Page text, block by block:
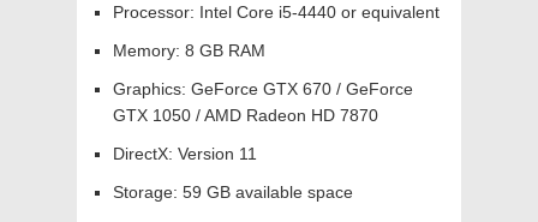
Processor: Intel Core i5-4440 or equivalent
Memory: 8 GB RAM
Graphics: GeForce GTX 670 / GeForce
GTX 1050 / AMD Radeon HD 7870
DirectX: Version 11
Storage: 59 GB available space